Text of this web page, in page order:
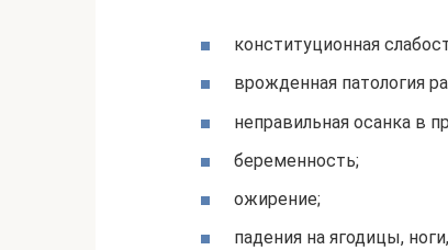
конституционная
врожденная патология
неправильная осанка в
беременность;
ожирение;
падения на ягодицы,